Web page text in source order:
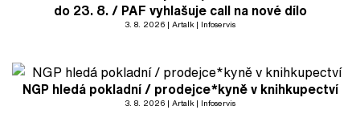
do 23. 8. / PAF vyhlašuje call na nové dílo
3. 8. 2026 Artalk Infoservis
NGP hledá pokladní / prodejce*kyně v knihkupectví
3. 8. 2026 Artalk Infoservis